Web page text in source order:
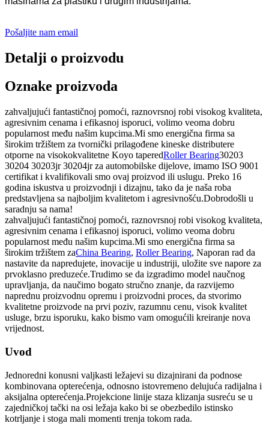
Pošaljite nam email
Detalji o proizvodu
Oznake proizvoda
zahvaljujući fantastičnoj pomoći, raznovrsnoj robi visokog kvaliteta,
agresivnim cenama i efikasnoj isporuci, volimo veoma dobru
popularnost među našim kupcima.Mi smo energična firma sa
širokim tržištem za tvornički prilagođene kineske distributere
otporne na visokokvalitetne Koyo taperedRoller Bearing30203
30204 30203jr 30204jr za automobilske dijelove, imamo ISO 9001
certifikat i kvalifikovali smo ovaj proizvod ili uslugu. Preko 16
godina iskustva u proizvodnji i dizajnu, tako da je naša roba
predstavljena sa najboljim kvalitetom i agresivnošću.Dobrodošli u
saradnju sa nama!
zahvaljujući fantastičnoj pomoći, raznovrsnoj robi visokog kvaliteta,
agresivnim cenama i efikasnoj isporuci, volimo veoma dobru
popularnost među našim kupcima.Mi smo energična firma sa
širokim tržištem zaChina Bearing, Roller Bearing, Naporan rad da
nastavite da napredujete, inovacije u industriji, uložite sve napore za
prvoklasno preduzeće.Trudimo se da izgradimo model naučnog
upravljanja, da naučimo bogato stručno znanje, da razvijemo
naprednu proizvodnu opremu i proizvodni proces, da stvorimo
kvalitetne proizvode na prvi poziv, razumnu cenu, visok kvalitet
usluge, brzu isporuku, kako bismo vam omogućili kreiranje nova
vrijednost.
Uvod
Jednoredni konusni valjkasti ležajevi su dizajnirani da podnose
kombinovana opterećenja, odnosno istovremeno delujuća radijalna i
aksijalna opterećenja.Projekcione linije staza klizanja susreću se u
zajedničkoj tački na osi ležaja kako bi se obezbedilo istinsko
kotrljanje i stoga mali momenti trenja tokom rada.